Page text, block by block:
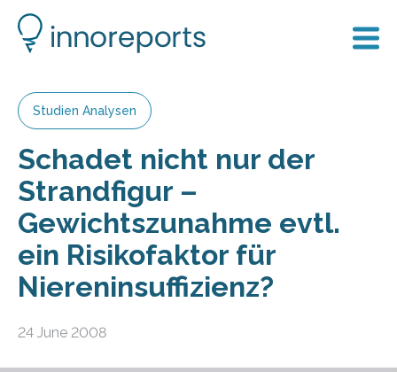
Studien Analysen
Schadet nicht nur der
Strandfigur –
Gewichtszunahme evtl.
ein Risikofaktor für
Niereninsuffizienz?
24 June 2008